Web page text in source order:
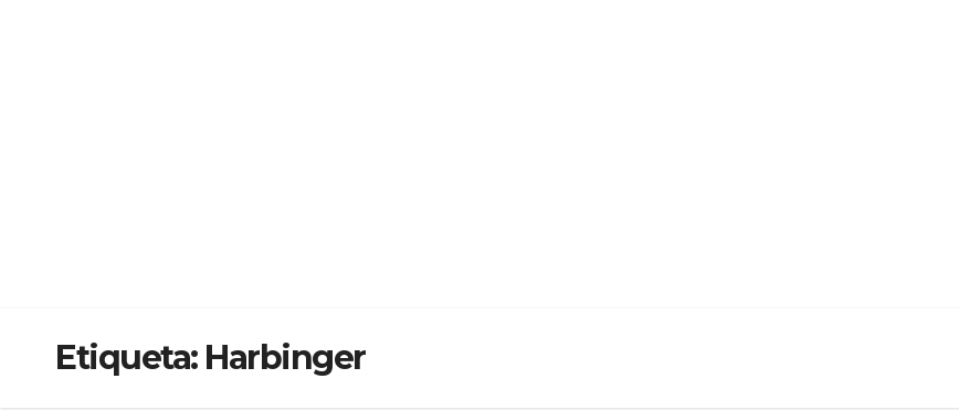
Etiqueta: Harbinger